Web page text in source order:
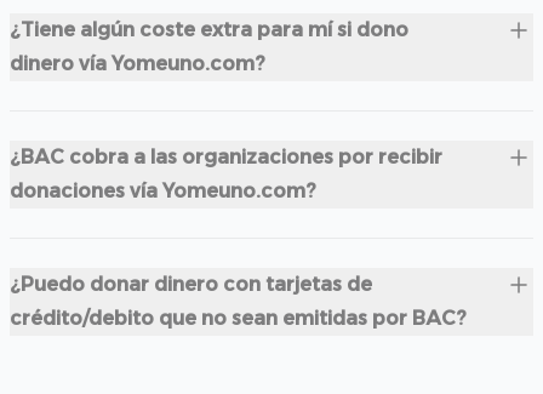
¿Tiene algún coste extra para mí si dono
dinero vía Yomeuno.com?
¿BAC cobra a las organizaciones por recibir
donaciones vía Yomeuno.com?
¿Puedo donar dinero con tarjetas de
crédito/debito que no sean emitidas por BAC?